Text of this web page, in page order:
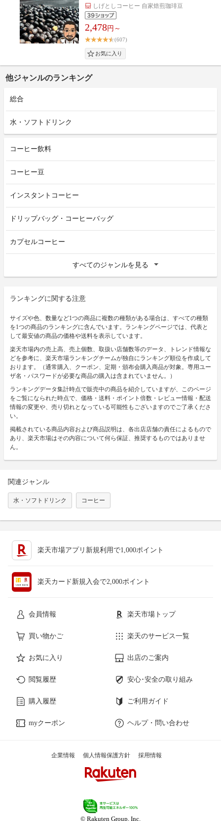
しげとしコーヒー 自家焙煎珈琲豆
2,478円～
(607)
他ジャンルのランキング
総合
水・ソフトドリンク
コーヒー飲料
コーヒー豆
インスタントコーヒー
ドリップバッグ・コーヒーバッグ
カプセルコーヒー
すべてのジャンルを見る
ランキングに関する注意
サイズや色、数量など1つの商品に複数の種類がある場合は、すべての種類
を1つの商品のランキングに含んでいます。ランキングページでは、代表と
して最安値の商品の価格や送料を表示しています。
楽天市場内の売上高、売上個数、取扱い店舗数等のデータ、トレンド情報な
どを参考に、楽天市場ランキングチームが独自にランキング順位を作成して
おります。（通常購入、クーポン、定期・頒布会購入商品が対象。専用ユー
ザ名・パスワードが必要な商品の購入は含まれていません。）
ランキングデータ集計時点で販売中の商品を紹介していますが、このページ
をご覧になられた時点で、価格・送料・ポイント倍数・レビュー情報・配送
情報の変更や、売り切れとなっている可能性もございますのでご了承くださ
い。
掲載されている商品内容および商品説明は、各出店店舗の責任によるもので
あり、楽天市場はその内容について何ら保証、推奨するものではありませ
ん。
関連ジャンル
水・ソフトドリンク コーヒー
楽天市場アプリ新規利用で1,000ポイント
楽天カード新規入会で2,000ポイント
会員情報 楽天市場トップ
買い物かご 楽天のサービス一覧
お気に入り 出店のご案内
閲覧履歴 安心･安全の取り組み
購入履歴 ご利用ガイド
myクーポン ヘルプ・問い合わせ
企業情報 個人情報保護方針 採用情報
© Rakuten Group, Inc.